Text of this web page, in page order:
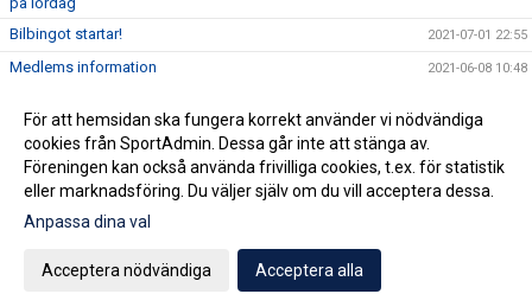
Bilbingot startar! 2021-07-01 22:55
Medlems information 2021-06-08 10:48
Nya uppdaterade riktlinjer för Covid gällande
ungdomslagen 10-19 år i Nässjö FF.
Gå till Webbversion
För att hemsidan ska fungera korrekt använder vi nödvändiga
cookies från SportAdmin. Dessa går inte att stänga av.
Föreningen kan också använda frivilliga cookies, t.ex. för statistik
eller marknadsföring. Du väljer själv om du vill acceptera dessa.
Anpassa dina val
Acceptera nödvändiga Acceptera alla